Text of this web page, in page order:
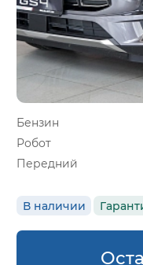
Бензин
Робот
Передний
В наличии